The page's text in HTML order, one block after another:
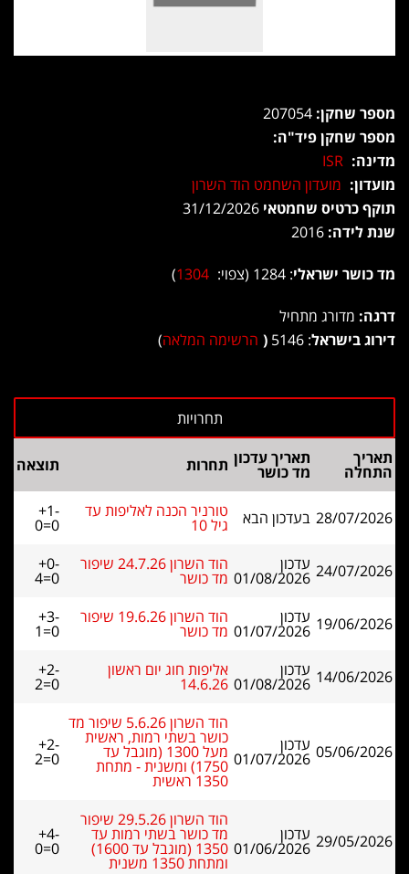
מספר שחקן:
מספר שחקן פיד"ה:
מדינה: ISR
מועדון: מועדון השחמט הוד השרון
תוקף כרטיס שחמטאי
שנת לידה:
מד כושר ישראלי: 1284 (צפוי: 1304
)
דרגה: מדורג מתחיל
דירוג בישראל: 5146
( הרשימה המלאה)
תאריך
התחלה
תאריך עדכון
מד כושר תחרות תוצאה
28/07/2026 בעדכון הבא טורניר הכנה לאליפות עד
גיל 10
+1-
0=0
24/07/2026 עדכון
01/08/2026
הוד השרון 24.7.26 שיפור
מד כושר
+0-
4=0
19/06/2026 עדכון
01/07/2026
הוד השרון 19.6.26 שיפור
מד כושר
+3-
1=0
14/06/2026 עדכון
01/08/2026
אליפות חוג יום ראשון
14.6.26
+2-
2=0
05/06/2026 עדכון
01/07/2026
הוד השרון 5.6.26 שיפור מד
כושר בשתי רמות, ראשית
מעל 1300 (מוגבל עד
1750) ומשנית - מתחת
1350 ראשית
+2-
2=0
29/05/2026 עדכון
01/06/2026
הוד השרון 29.5.26 שיפור
מד כושר בשתי רמות עד
1350 (מוגבל עד 1600)
ומתחת 1350 משנית
+4-
0=0